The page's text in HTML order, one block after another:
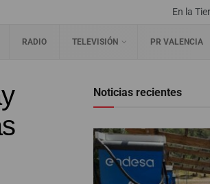
En la
RADIO TELEVISIÓN PR VALENCIA
Noticias recientes